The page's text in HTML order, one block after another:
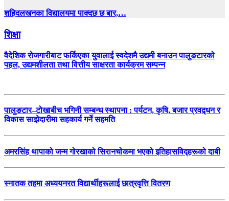
शहिदलखनका विद्यालयमा पाक्दछ छ बार,…
शिक्षा
वैदेशिक रोजगारीबाट फर्किएका युवालाई स्वदेशमै उद्यमी बनाउन पालुङटारको
पहल, उद्यमशीलता तथा वित्तीय साक्षरता कार्यक्रम सम्पन्न
पालुङटार–टोखाबीच भगिनी सम्बन्ध स्थापना : पर्यटन, कृषि, बजार प्रवद्र्धन र
विकास साझेदारीमा सहकार्य गर्ने सहमति
अमरसिंह थापाको जन्म गोरखाको सिरानचोकमा भएको इतिहासविद्हरूको दाबी
स्नातक तहमा अध्ययनरत विद्यार्थीहरूलाई छात्रवृत्ति वितरण